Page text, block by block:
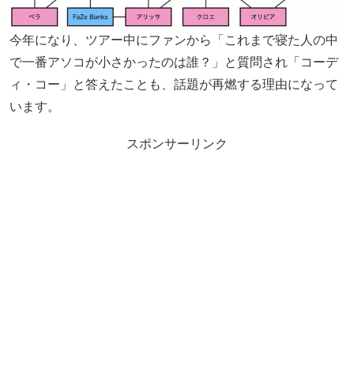
今年になり、ツアー中にファンから「これまで寝た人の中
で一番アソコが小さかったのは誰？」と質問され「コーデ
ィ・コー」と答えたことも、話題が再燃する理由になって
います。
スポンサーリンク